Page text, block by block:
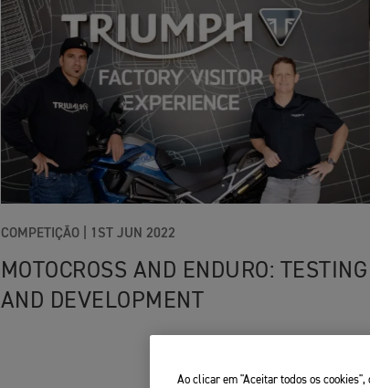
COMPETIÇÃO| 1ST JUN 2022
MOTOCROSS AND ENDURO: TESTING
AND DEVELOPMENT
Ao clicar em "Aceitar todos os